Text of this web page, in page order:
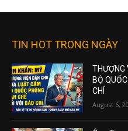
TIN HOT TRONG NGÀY
THƯỢNG
BỘ
CHÍ
August 6,